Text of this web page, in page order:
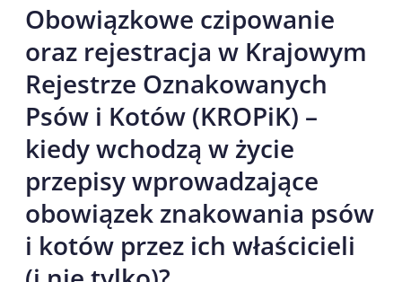
Obowiązkowe czipowanie
oraz rejestracja w Krajowym
Rejestrze Oznakowanych
Psów i Kotów (KROPiK) –
kiedy wchodzą w życie
przepisy wprowadzające
obowiązek znakowania psów
i kotów przez ich właścicieli